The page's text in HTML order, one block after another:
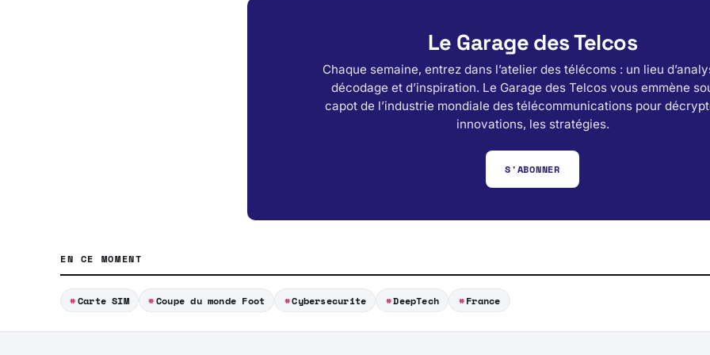
Le Garage des Telcos
Chaque semaine, entrez dans l’atelier des télécoms : un lieu
décodage et d’inspiration. Le Garage des Telcos vous emmène
capot de l’industrie mondiale des télécommunications pour
innovations, les stratégies.
S'ABONNER
EN CE MOMENT
Carte SIM Coupe du monde Foot Cybersecurite DeepTech France